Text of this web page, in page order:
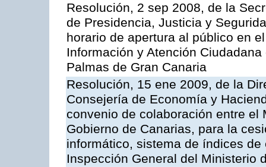
Resolución, 2 sep 2008, de la
de Presidencia, Justicia y
horario de apertura al público en
Información y Atención
Palmas de Gran Canaria
Resolución, 15 ene 2009, de la
Consejería de Economía y
convenio de colaboración entre
Gobierno de Canarias, para la
informático, sistema de índices
Inspección General del Ministerio